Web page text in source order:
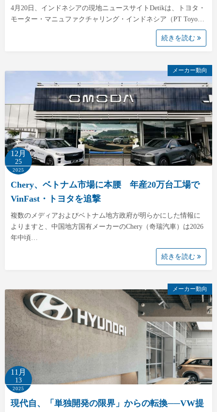
4月20日、インドネシアの現地ニュースサイトDetikは、トヨタ・
モーター・マニュファクチャリング・インドネシア（PT Toyo…
続きを読む
メーカー動向
12月
25
2025
Chery、ベトナム市場に本腰 年産20万台工場で
VinFast・トヨタを追撃
複数のメディアおよびベトナム地方政府が明らかにした情報に
よりますと、中国地方国有メーカーのChery（奇瑞汽車）は2026
年中頃…
続きを読む
メーカー動向
11月
13
2025
現代自、「単独開発の限界」からの転換──VW提